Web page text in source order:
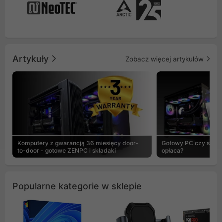
Artykuły Zobacz więcej artykułów
Komputery z gwarancją 36 miesięcy door-
to-door - gotowe ZENPC i składaki
Gotowy PC czy
opłaca?
Popularne kategorie w sklepie